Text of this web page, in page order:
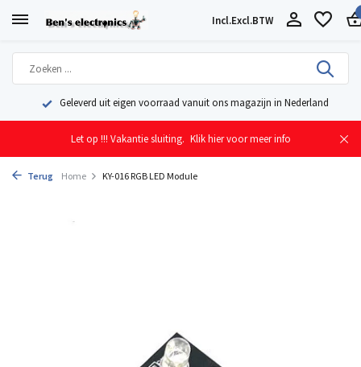
Incl.Excl.BTW
Geleverd uit eigen voorraad vanuit ons magazijn in Nederland
Let op !!! Vakantie sluiting. Klik hier voor meer info
Terug Home KY-016 RGB LED Module